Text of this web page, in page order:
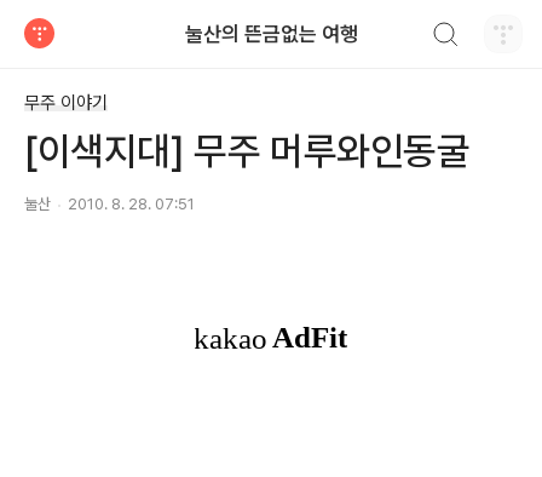
눌산의 뜬금없는 여행
무주 이야기
[이색지대] 무주 머루와인동굴
눌산 2010. 8. 28. 07:51